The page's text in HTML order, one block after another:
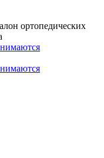
ортопедических